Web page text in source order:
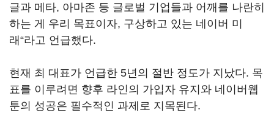
글과 메타, 아마존 등 글로벌 기업들과 어깨를 나란히
하는 게 우리 목표이자, 구상하고 있는 네이버 미
래“라고 언급했다.
현재 최 대표가 언급한 5년의 절반 정도가 지났다. 목
표를 이루려면 향후 라인의 가입자 유지와 네이버웹
툰의 성공은 필수적인 과제로 지목된다.